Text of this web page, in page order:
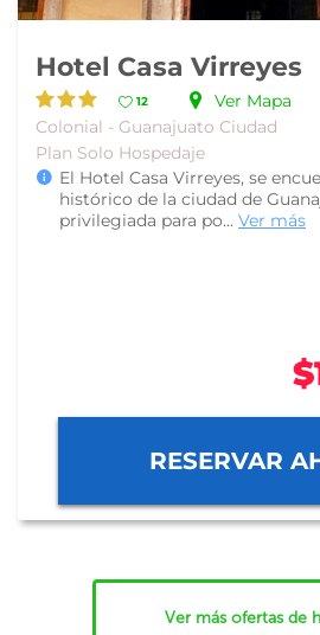
Hotel Casa Virreyes
12
Ver Mapa
Colonial - Guanajuato Ciudad
Plan Solo Hospedaje
El Hotel Casa Virreyes, se
histórico de la ciudad de
privilegiada para po... Ver más
RESERVAR
Ver más ofertas de